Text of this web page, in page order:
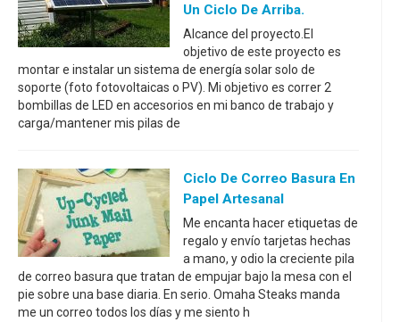
Un Ciclo De Arriba.
Alcance del proyecto.El
objetivo de este proyecto es
montar e instalar un sistema de energía solar solo de
soporte (foto fotovoltaicas o PV). Mi objetivo es correr 2
bombillas de LED en accesorios en mi banco de trabajo y
carga/mantener mis pilas de
Ciclo De Correo Basura En
Papel Artesanal
Me encanta hacer etiquetas de
regalo y envío tarjetas hechas
a mano, y odio la creciente pila
de correo basura que tratan de empujar bajo la mesa con el
pie sobre una base diaria. En serio. Omaha Steaks manda
me un correo todos los días y me siento h